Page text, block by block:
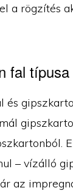
a rögzítés
fal típusa
és
– vízálló
az